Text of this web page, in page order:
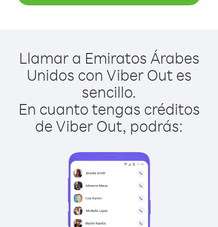
Llamar a Emiratos Árabes
Unidos con Viber Out es
sencillo.
En cuanto tengas créditos
de Viber Out, podrás: